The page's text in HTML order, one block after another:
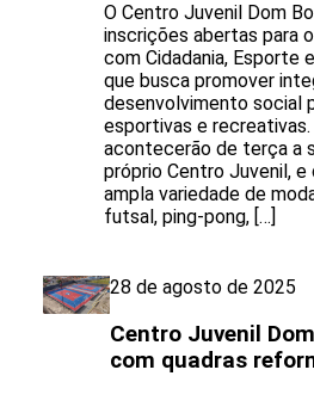
O Centro Juvenil Dom
inscrições abertas para
com Cidadania, Esporte
que busca promover
desenvolvimento social
esportivas e
acontecerão de terça a
próprio Centro Juvenil,
ampla variedade de
futsal, ping-pong, […]
28 de agosto de 2025
Centro Juvenil
com quadras